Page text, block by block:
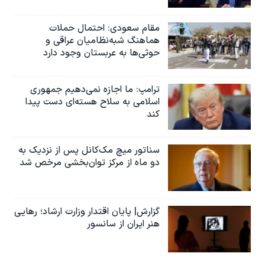
مقام سعودی: احتمال حملات
هماهنگ شبه‌نظامیان عراقی و
حوثی‌ها به عربستان وجود دارد
ترامپ: ما اجازه نمی‌دهیم جمهوری
اسلامی به سلاح هسته‌ای دست پیدا
کند
سناتور میچ مک‌کانل پس از نزدیک به
دو ماه از مرکز توان‌بخشی مرخص شد
گزارش| پایان اقتدار وزارت ارشاد؛ رهایی
هنر ایران از سانسور